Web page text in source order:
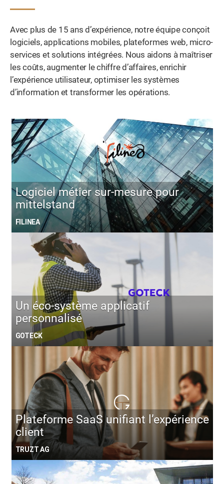
Avec plus de 15 ans d’expérience, notre équipe conçoit
logiciels, applications mobiles, plateformes web, micro-
services et solutions intégrées. Nous aidons à maîtriser
les coûts, augmenter le chiffre d’affaires, enrichir
l’expérience utilisateur, optimiser les systèmes
d’information et transformer les opérations.
Logiciel métier sur-mesure pour
mittelstand
FILINEA
Un éco-système applicatif
personnalisé
GOTECK
Plateforme SaaS unifiant l’expérience
client
TRUZT AG